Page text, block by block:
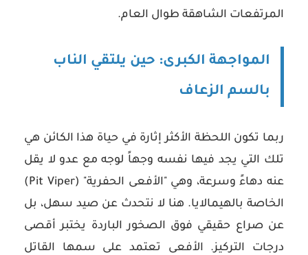
المرتفعات الشاهقة طوال العام.
المواجهة الكبرى: حين يلتقي الناب
بالسم الزعاف
ربما تكون اللحظة الأكثر إثارة في حياة هذا الكائن هي
تلك التي يجد فيها نفسه وجهاً لوجه مع عدو لا يقل
عنه دهاءً وسرعة، وهي "الأفعى الحفرية" (Pit Viper)
الخاصة بالهيمالايا. هنا لا نتحدث عن صيد سهل، بل
عن صراع حقيقي فوق الصخور الباردة يختبر أقصى
درجات التركيز. الأفعى تعتمد على سمها القاتل